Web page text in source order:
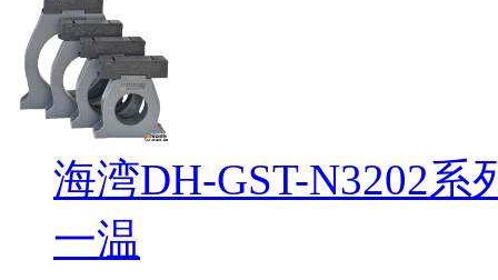
海湾DH-GST-N3202
一温